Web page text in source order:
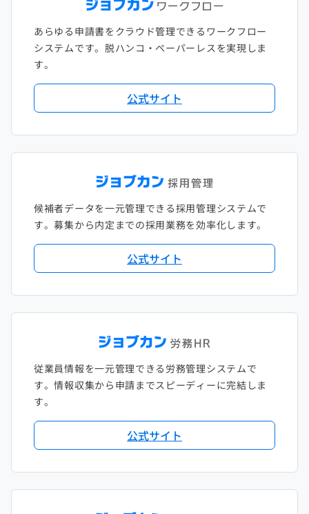
あらゆる申請書をクラウド管理できるワークフロー
システムです。脱ハンコ・ペーパーレスを実現しま
す。
公式サイト
候補者データを一元管理できる採用管理システムで
す。募集から内定までの採用業務を効率化します。
公式サイト
従業員情報を一元管理できる労務管理システムで
す。情報収集から申請までスピーディーに完結しま
す。
公式サイト